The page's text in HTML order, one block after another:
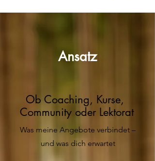
Ansatz
Ob Coaching, Kurse,
Community oder Lektorat
Was meine Angebote verbindet –
und was dich erwartet